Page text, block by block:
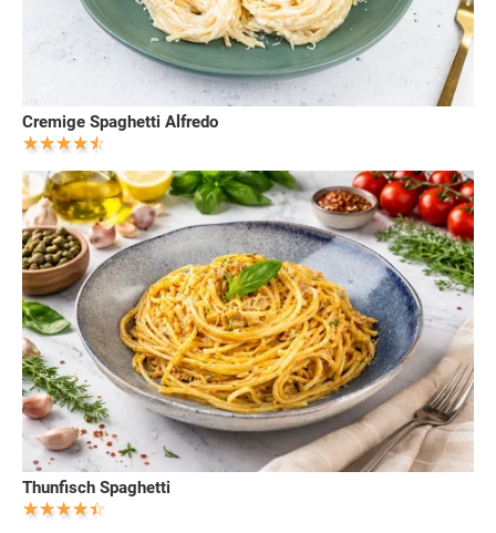
Cremige Spaghetti Alfredo
Thunfisch Spaghetti